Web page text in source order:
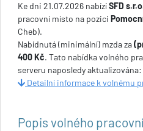
Ke dni 21.07.2026 nabízíSFD
pracovní místo na pozici
Cheb).
Nabídnutá (minimální) mzda za
400 Kč. Tato nabídka volného
serveru naposledy aktualizována:
Detailní informace k volnému
Popis volného